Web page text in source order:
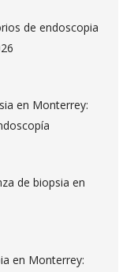
de endoscopia
en Monterrey:
de biopsia en
en Monterrey: